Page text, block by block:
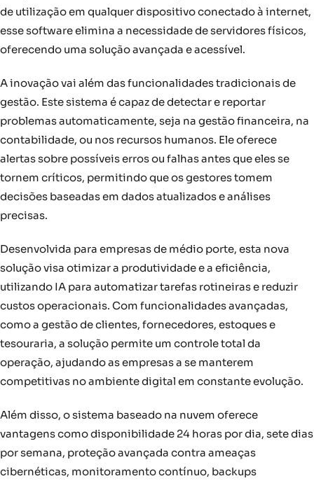
de utilização em qualquer dispositivo conectado à internet,
esse software elimina a necessidade de servidores físicos,
oferecendo uma solução avançada e acessível.
A inovação vai além das funcionalidades tradicionais de
gestão. Este sistema é capaz de detectar e reportar
problemas automaticamente, seja na gestão financeira, na
contabilidade, ou nos recursos humanos. Ele oferece
alertas sobre possíveis erros ou falhas antes que eles se
tornem críticos, permitindo que os gestores tomem
decisões baseadas em dados atualizados e análises
precisas.
Desenvolvida para empresas de médio porte, esta nova
solução visa otimizar a produtividade e a eficiência,
utilizando IA para automatizar tarefas rotineiras e reduzir
custos operacionais. Com funcionalidades avançadas,
como a gestão de clientes, fornecedores, estoques e
tesouraria, a solução permite um controle total da
operação, ajudando as empresas a se manterem
competitivas no ambiente digital em constante evolução.
Além disso, o sistema baseado na nuvem oferece
vantagens como disponibilidade 24 horas por dia, sete dias
por semana, proteção avançada contra ameaças
cibernéticas, monitoramento contínuo, backups